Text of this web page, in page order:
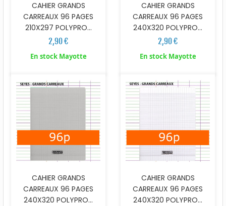
CAHIER GRANDS
CARREAUX 96 PAGES
210X297 POLYPRO...
2,90 €
En stock Mayotte
CAHIER GRANDS
CARREAUX 96 PAGES
240X320 POLYPRO...
2,90 €
En stock Mayotte
CAHIER GRANDS
CARREAUX 96 PAGES
240X320 POLYPRO...
CAHIER GRANDS
CARREAUX 96 PAGES
240X320 POLYPRO...